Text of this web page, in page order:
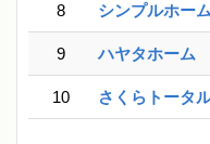
8 シンプルホーム
9 ハヤタホーム
10 さくらトータ